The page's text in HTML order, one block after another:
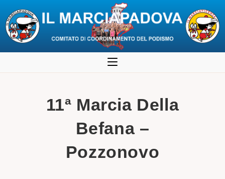
al
11ª Marcia Della
Befana –
Pozzonovo